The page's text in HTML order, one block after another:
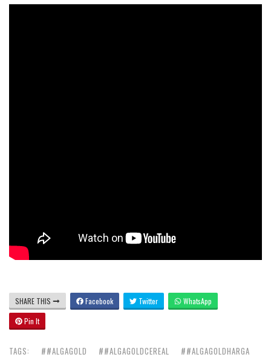
SHARE THIS Facebook Twitter
WhatsApp
Pin It
TAGS: ##ALGAGOLD ##ALGAGOLDCEREAL
##ALGAGOLDHARGA